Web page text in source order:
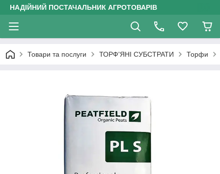
НАДІЙНИЙ ПОСТАЧАЛЬНИК АГРОТОВАРІВ
Товари та послуги ТОРФ'ЯНІ СУБСТРАТИ Торфи